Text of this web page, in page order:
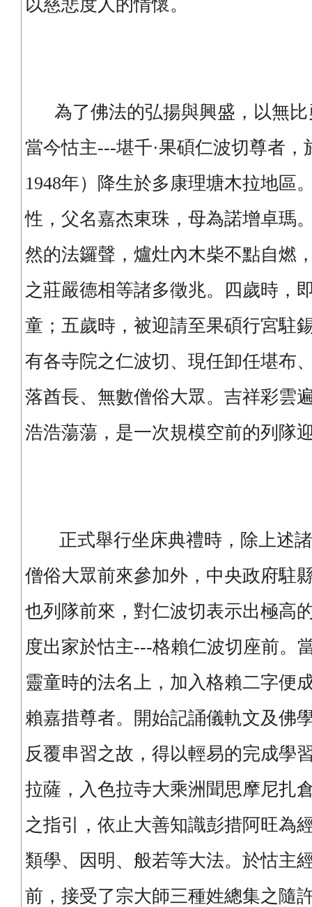
以慈悲度人的情懷。
為了佛法的弘揚與興盛，以無比
當今怙主---堪千·果碩仁波切尊者
1948年）降生於多康理塘木拉地區
性，父名嘉杰東珠，母為諾增卓瑪
然的法鑼聲，爐灶內木柴不點自燃
之莊嚴德相等諸多徵兆。四歲時，
童；五歲時，被迎請至果碩行宮駐
有各寺院之仁波切、現任卸任堪布
落酋長、無數僧俗大眾。吉祥彩雲
浩浩蕩蕩，是一次規模空前的列隊
正式舉行坐床典禮時，除上述諸
僧俗大眾前來參加外，中央政府駐
也列隊前來，對仁波切表示出極高
度出家於怙主---格賴仁波切座前。
靈童時的法名上，加入格賴二字便
賴嘉措尊者。開始記誦儀軌文及佛
反覆串習之故，得以輕易的完成學
拉薩，入色拉寺大乘洲聞思摩尼扎
之指引，依止大善知識彭措阿旺為
類學、因明、般若等大法。於怙主
前，接受了宗大師三種姓總集之隨